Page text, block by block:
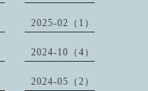
2025-02（1）
2024-10（4）
2024-05（2）